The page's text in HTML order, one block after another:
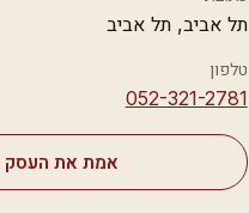
תל אביב, תל אביב
טלפון
⁦052-321-2781⁩
אמת את העסק